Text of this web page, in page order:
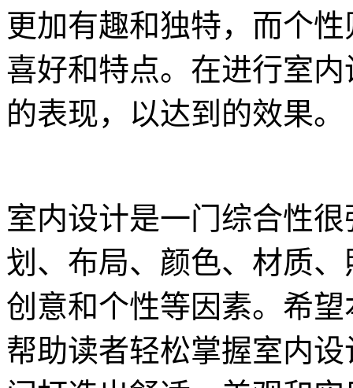
更加有趣和独特，而个
喜好和特点。在进行室
的表现，以达到的效果。
室内设计是一门综合性
划、布局、颜色、材质
创意和个性等因素。希
帮助读者轻松掌握室内